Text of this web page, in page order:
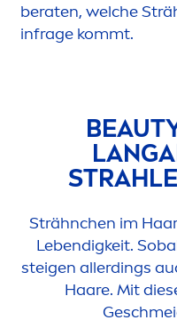
beraten, welche
infrage kommt.
Strähnchen im
Lebendigkeit.
steigen allerdings
Haare. Mit